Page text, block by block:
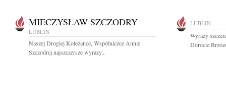
MIECZYSŁAW SZCZODRY
LUBLIN
Naszej Drogiej Koleżance, Wspólniczce Annie
Szczodrej najszczersze wyrazy...
LUBLIN
Wyrazy
Dorocie